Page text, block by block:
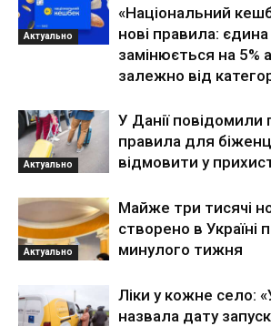
Актуально
«Національний
нові правила:
замінюється на 5%
залежно від
Актуально
У Данії повідомили
правила для
відмовити у
Актуально
Майже три тисячі
створено в Україні
минулого тижня
Ліки у кожне село:
назвала дату